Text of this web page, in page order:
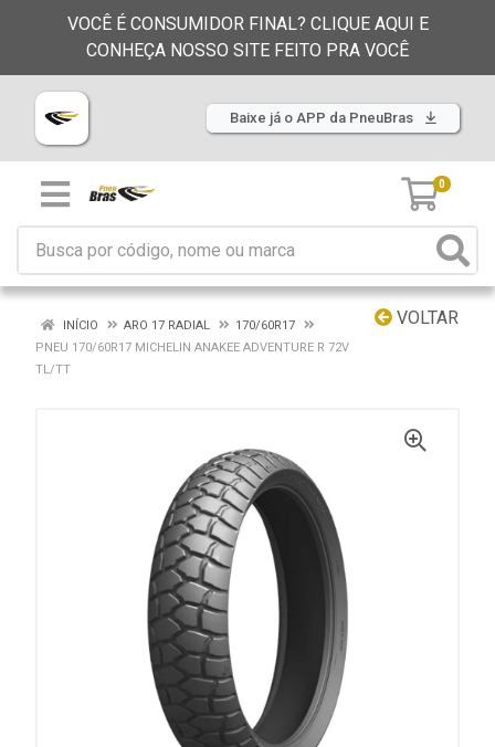
VOCÊ É CONSUMIDOR FINAL? CLIQUE AQUI E
CONHEÇA NOSSO SITE FEITO PRA VOCÊ
Baixe já o APP da PneuBras
0
VOLTAR
INÍCIO ARO 17 RADIAL
170/60R17
PNEU 170/60R17 MICHELIN ANAKEE ADVENTURE R 72V
TL/TT